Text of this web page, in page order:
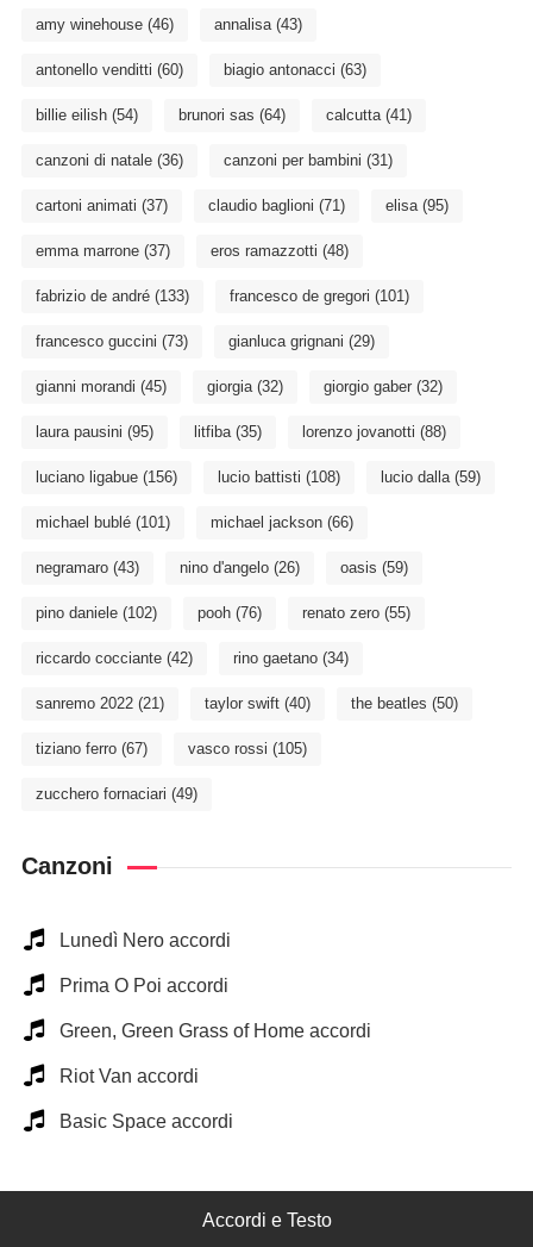
amy winehouse(46) annalisa(43)
antonello venditti (60) biagio antonacci (63)
billie eilish(54) brunori sas (64) calcutta(41)
canzoni di natale(36) canzoni per bambini (31)
cartoni animati (37) claudio baglioni (71) elisa(95)
emma marrone(37) eros ramazzotti (48)
fabrizio de andré(133) francesco de gregori (101)
francesco guccini (73) gianluca grignani (29)
gianni morandi (45) giorgia(32) giorgio gaber(32)
laura pausini (95) litfiba(35) lorenzo jovanotti (88)
luciano ligabue(156) lucio battisti (108) lucio dalla(59)
michael bublé(101) michael jackson(66)
negramaro(43) nino d'angelo(26) oasis (59)
pino daniele(102) pooh(76) renato zero(55)
riccardo cocciante(42) rino gaetano(34)
sanremo 2022(21) taylor swift(40) the beatles (50)
tiziano ferro(67) vasco rossi (105)
zucchero fornaciari (49)
Canzoni
Lunedì Nero accordi
Prima O Poi accordi
Green, Green Grass of Home accordi
Riot Van accordi
Basic Space accordi
Accordi e Testo